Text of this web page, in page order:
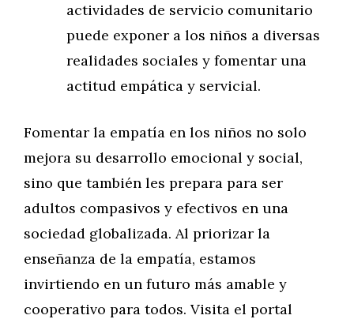
actividades de servicio comunitario
puede exponer a los niños a diversas
realidades sociales y fomentar una
actitud empática y servicial.
Fomentar la empatía en los niños no solo
mejora su desarrollo emocional y social,
sino que también les prepara para ser
adultos compasivos y efectivos en una
sociedad globalizada. Al priorizar la
enseñanza de la empatía, estamos
invirtiendo en un futuro más amable y
cooperativo para todos. Visita el portal